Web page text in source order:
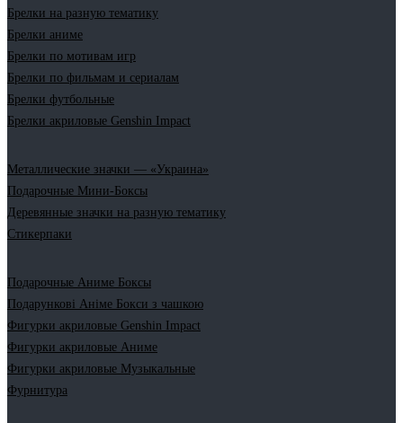
Брелки на разную тематику
Брелки аниме
Брелки по мотивам игр
Брелки по фильмам и сериалам
Брелки футбольные
Брелки акриловые Genshin Impact
Металлические значки — «Украина»
Подарочные Мини-Боксы
Деревянные значки на разную тематику
Стикерпаки
Подарочные Аниме Боксы
Подарункові Аніме Бокси з чашкою
Фигурки акриловые Genshin Impact
Фигурки акриловые Аниме
Фигурки акриловые Музыкальные
Фурнитура